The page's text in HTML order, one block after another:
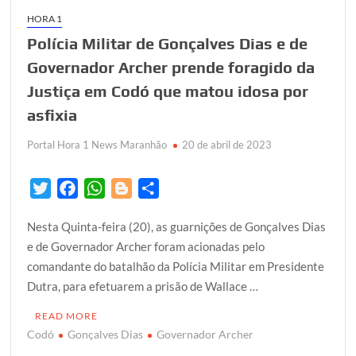
HORA 1
Polícia Militar de Gonçalves Dias e de
Governador Archer prende foragido da
Justiça em Codó que matou idosa por
asfixia
Portal Hora 1 News Maranhão 20 de abril de 2023
i
t
t
e
r
c
e
b
o
o
k
W
a
t
s
A
p
o
g
g
e
a
r
e
Nesta Quinta-feira (20), as guarnições de Gonçalves Dias
e de Governador Archer foram acionadas pelo
comandante do batalhão da Polícia Militar em Presidente
Dutra, para efetuarem a prisão de Wallace …
READ MORE
Codó Gonçalves Dias Governador Archer